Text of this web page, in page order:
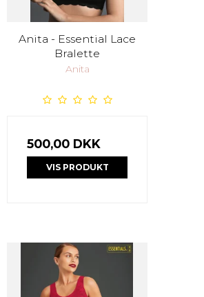
Anita - Essential Lace
Bralette
Anita
500,00 DKK
VIS PRODUKT